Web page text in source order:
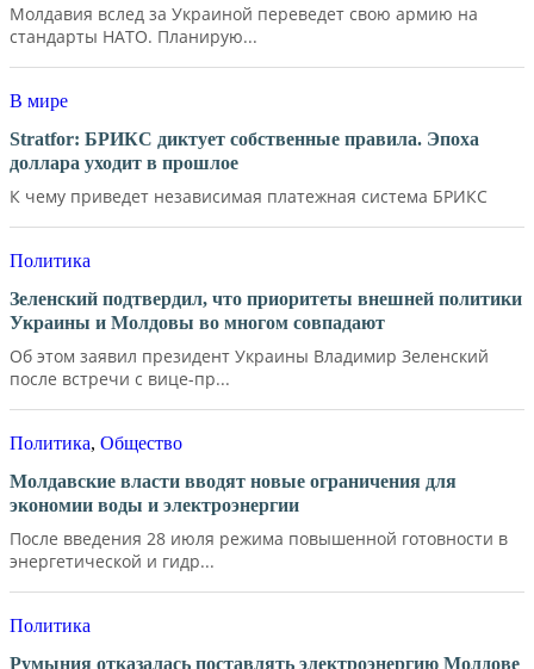
Молдавия вслед за Украиной переведет свою армию на
стандарты НАТО. Планирую...
В мире
Stratfor: БРИКС диктует собственные правила. Эпоха
доллара уходит в прошлое
К чему приведет независимая платежная система БРИКС
Политика
Зеленский подтвердил, что приоритеты внешней политики
Украины и Молдовы во многом совпадают
Об этом заявил президент Украины Владимир Зеленский
после встречи с вице-пр...
Политика, Общество
Молдавские власти вводят новые ограничения для
экономии воды и электроэнергии
После введения 28 июля режима повышенной готовности в
энергетической и гидр...
Политика
Румыния отказалась поставлять электроэнергию Молдове